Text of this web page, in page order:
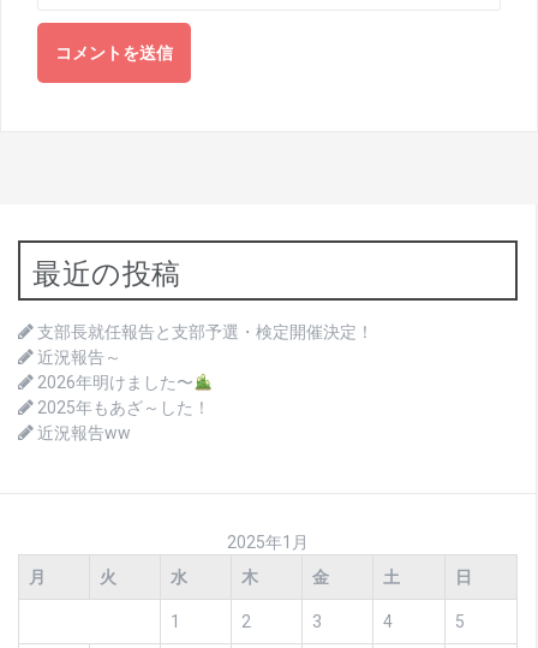
最近の投稿
支部長就任報告と支部予選・検定開催決定！
近況報告～
2026年明けました〜
2025年もあざ～した！
近況報告ww
2025年1月
月
火 水 木 金 土 日
1 2 3 4 5